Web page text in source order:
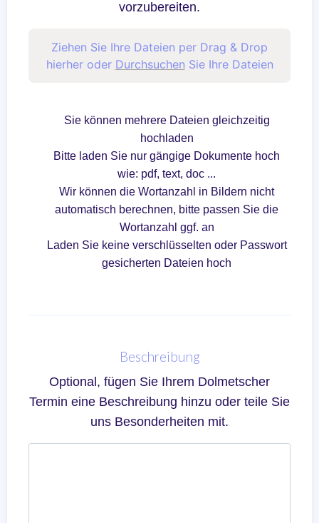
vorzubereiten.
Ziehen Sie Ihre Dateien per Drag & Drop
hierher oder Durchsuchen Sie Ihre Dateien
Sie können mehrere Dateien gleichzeitig
hochladen
Bitte laden Sie nur gängige Dokumente hoch
wie: pdf, text, doc ...
Wir können die Wortanzahl in Bildern nicht
automatisch berechnen, bitte passen Sie die
Wortanzahl ggf. an
Laden Sie keine verschlüsselten oder Passwort
gesicherten Dateien hoch
Beschreibung
Optional, fügen Sie Ihrem Dolmetscher
Termin eine Beschreibung hinzu oder teile Sie
uns Besonderheiten mit.